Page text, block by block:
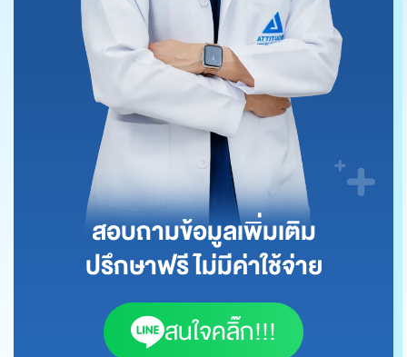
สอบถามข้อมูลเพิ่มเติม
ปรึกษาฟรี ไม่มีค่าใช้จ่าย
สนใจคลิ๊ก!!!